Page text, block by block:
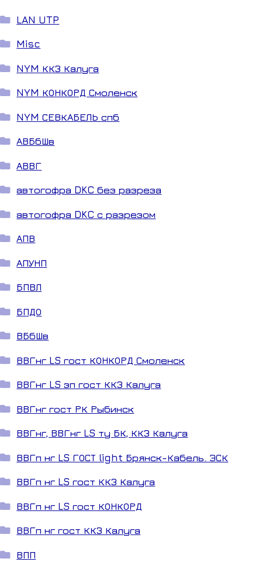
LAN UTP
Misc
NYM ККЗ Калуга
NYM КОНКОРД Смоленск
NYM СЕВКАБЕЛЬ спб
АВБбШв
АВВГ
автогофра DKC без разреза
автогофра DKC с разрезом
АПВ
АПУНП
БПВЛ
БПДО
ВБбШв
ВВГнг LS гост КОНКОРД Смоленск
ВВГнг LS зп гост ККЗ Калуга
ВВГнг гост РК Рыбинск
ВВГнг, ВВГнг LS ту БК, ККЗ Калуга
ВВГп нг LS ГОСТ light Брянск-Кабель. ЭСК
ВВГп нг LS гост ККЗ Калуга
ВВГп нг LS гост КОНКОРД
ВВГп нг гост ККЗ Калуга
ВПП